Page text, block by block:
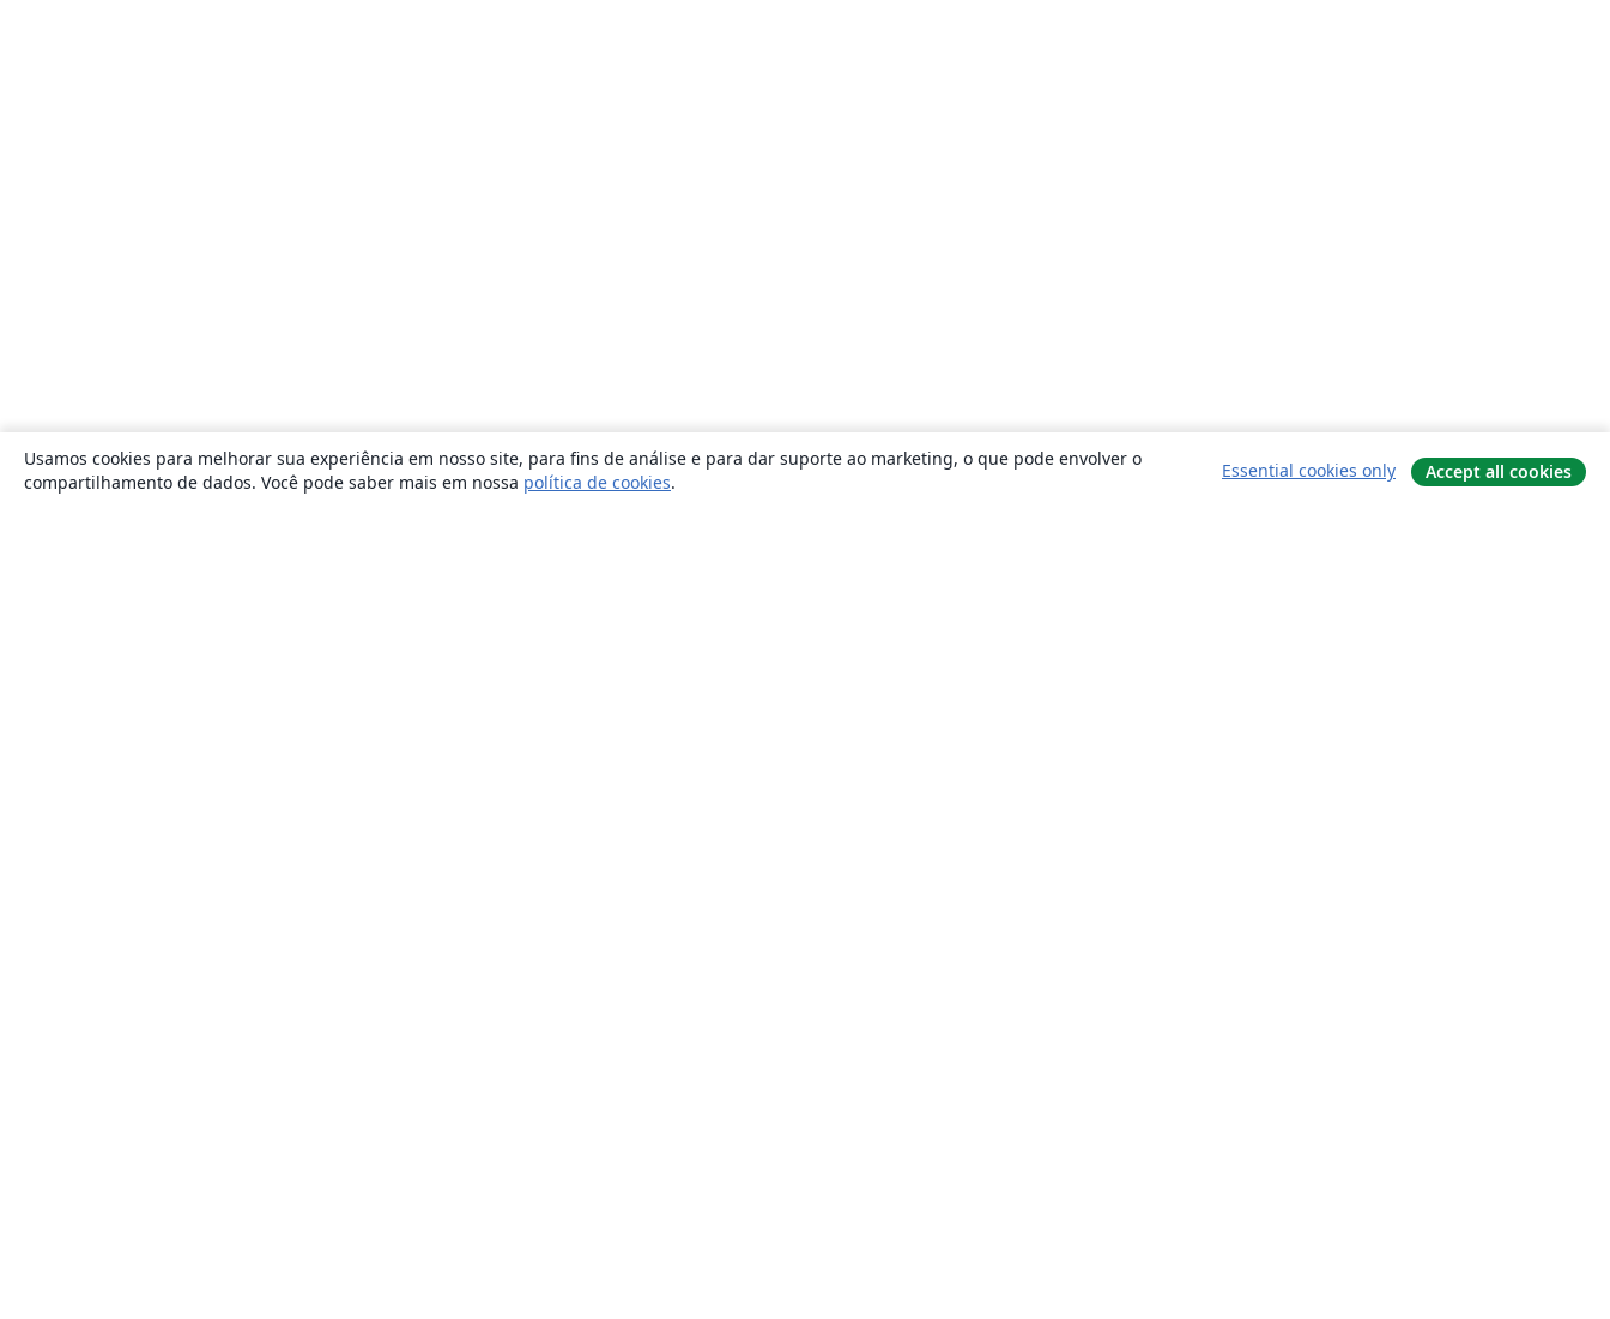
Usamos cookies para melhorar sua experiência em nosso site, para fins de análise e para dar suporte ao marketing, o que pode envolver o
compartilhamento de dados. Você pode saber mais em nossa política de cookies.
Essential cookies only Accept all cookies